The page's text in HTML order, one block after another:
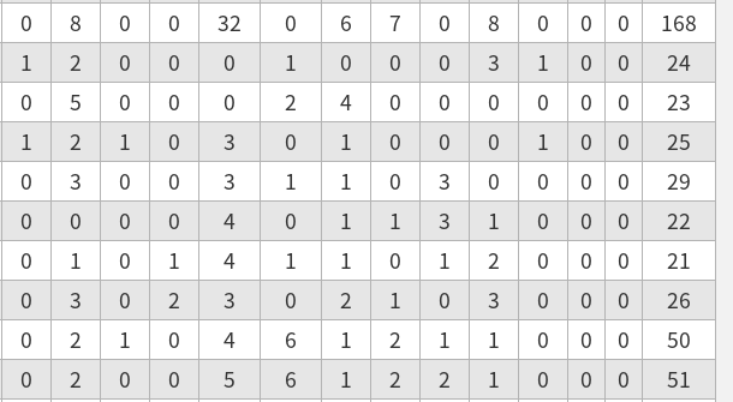
0 8 0 0 32 0 6 7 0 8 0 0 0
168
1 2 0 0 0 1 0 0 0 3 1 0 0
24
0 5 0 0 0 2 4 0 0 0 0 0 0
23
1 2 1 0 3 0 1 0 0 0 1 0 0
25
0 3 0 0 3 1 1 0 3 0 0 0 0
29
0 0 0 0 4 0 1 1 3 1 0 0 0
22
0 1 0 1 4 1 1 0 1 2 0 0 0
21
0 3 0 2 3 0 2 1 0 3 0 0 0
26
0 2 1 0 4 6 1 2 1 1 0 0 0
50
0 2 0 0 5 6 1 2 2 1 0 0 0
51